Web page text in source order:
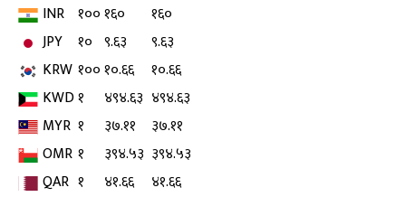
INR १००१६०
१६०
JPY
१० ९.६३
९.६३
KRW १००१०.६६
१०.६६
KWD१ ४९४.६३ ४९४.६३
MYR १ ३७.११
३७.११
OMR १ ३९४.५३ ३९४.५३
QAR १ ४१.६६
४१.६६